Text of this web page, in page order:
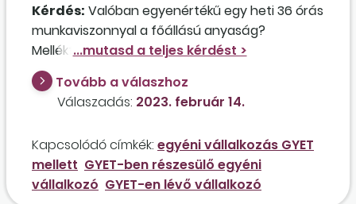
Kérdés: Valóban egyenértékű egy heti 36 órás
munkaviszonnyal a főállású anyaság?
Mellékfoglalkozásúnak fog minősülni ez alapján
az az átalányadózó egyéni vállalkozó, aki 2023.
március hónapjától gyermeknevelési
támogatást kíván igényelni 3 gyermekére
kisadózás?
Tovább a válaszhoz
Válaszadás: 2023. február 14.
Kapcsolódó címkék: egyéni vállalkozás GYET
mellett GYET-ben részesülő egyéni
vállalkozó GYET-en lévő vállalkozó